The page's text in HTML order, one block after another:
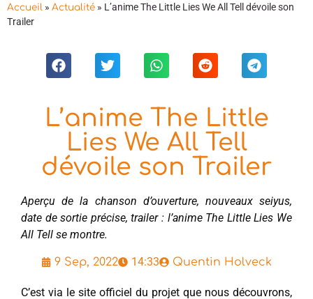
Accueil » Actualité » L’anime The Little Lies We All Tell dévoile son
Trailer
L’anime The Little
Lies We All Tell
dévoile son Trailer
Aperçu de la chanson d’ouverture, nouveaux seiyus,
date de sortie précise, trailer : l’anime The Little Lies We
All Tell se montre.
9 Sep, 2022 14:33 Quentin Holveck
C’est via le site officiel du projet que nous découvrons,